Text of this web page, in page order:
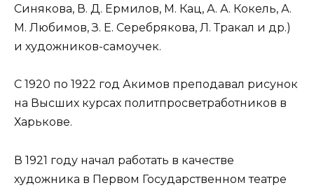
Синякова, В. Д. Ермилов, М. Кац, А. А. Кокель, А.
М. Любимов, З. Е. Серебрякова, Л. Тракал и др.)
и художников-самоучек.
С 1920 по 1922 год Акимов преподавал рисунок
на Высших курсах политпросветработников в
Харькове.
В 1921 году начал работать в качестве
художника в Первом Государственном театре